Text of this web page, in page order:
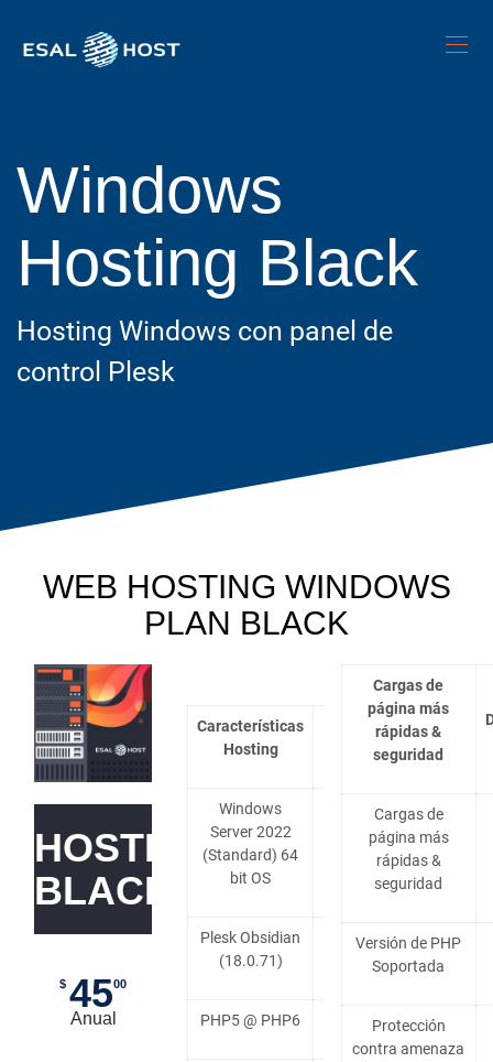
Windows
Hosting Black
Hosting Windows con panel de
control Plesk
WEB HOSTING WINDOWS
PLAN BLACK
HOSTING
BLACK
$ 4500
Anual
Características
Hosting
Detalles
Windows
Server 2022
(Standard) 64
bit OS
Incluido
Plesk Obsidian
(18.0.71)
Incluido
PHP5 @ PHP6 Incluido
Cargas de
página más
rápidas &
seguridad
Cargas de
página más
rápidas &
seguridad
Versión de PHP
Soportada
Protección
contra amenaza